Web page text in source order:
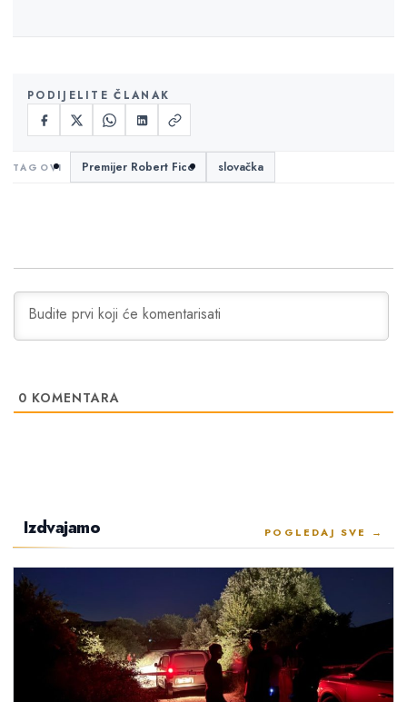
PODIJELITE ČLANAK
Premijer Robert Fico slovačka
0 KOMENTARA
Izdvajamo POGLEDAJ SVE →